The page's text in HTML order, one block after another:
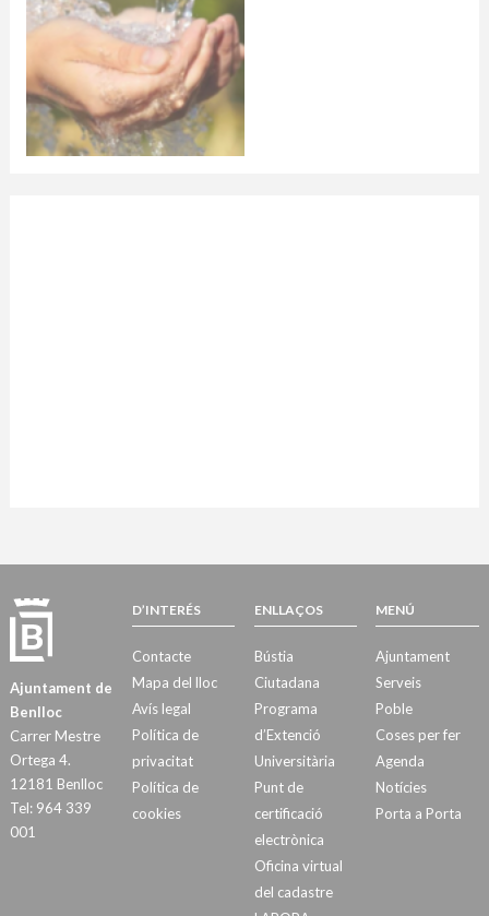
Ajuntament de
Benlloc
Carrer Mestre
Ortega 4.
12181 Benlloc
Tel: 964 339
001
D’INTERÉS
Contacte
Mapa del lloc
Avís legal
Política de
privacitat
Política de
cookies
ENLLAÇOS
Bústia
Ciutadana
Programa
d’Extenció
Universitària
Punt de
certificació
electrònica
Oficina virtual
del cadastre
MENÚ
Ajuntament
Serveis
Poble
Coses per fer
Agenda
Notícies
Porta a Porta